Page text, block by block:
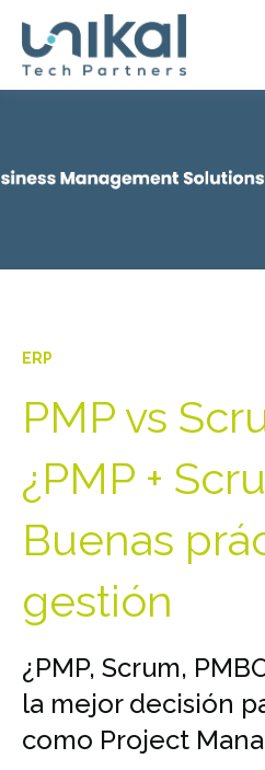
ERP
PMP vs
¿PMP +
Buenas
gestión
¿PMP, Scrum,
la mejor decisión
como Project